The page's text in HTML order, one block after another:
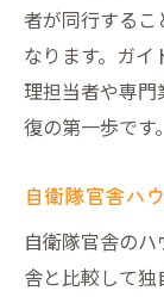
者が同行するこ
なります。ガ
理担当者や専
復の第一歩です。
自衛隊官舎ハ
自衛隊官舎の
舎と比較して